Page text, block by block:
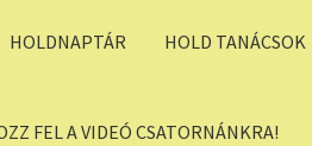
HOLDNAPTÁR HOLD TANÁCSOK
FEL A VIDEÓ CSATORNÁNKRA!